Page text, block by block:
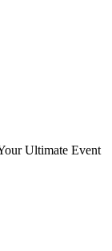
Ultimate Event